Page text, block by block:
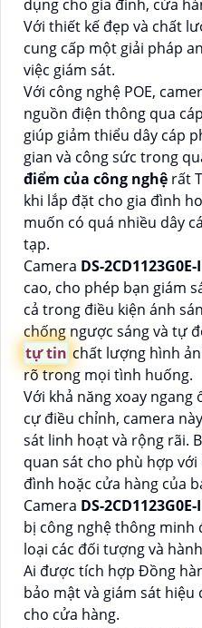
dụng cho gia đình, cửa
Với thiết kế đẹp và chất
cung cấp một giải pháp
việc giám sát.
Với công nghệ POE,
nguồn điện thông qua
giúp giảm thiểu dây cáp
gian và công sức trong
điểm của công nghệ rất
khi lắp đặt cho gia đình
muốn có quá nhiều dây
tạp.
Camera DS-2CD1123G0E-I
cao, cho phép bạn giám
cả trong điều kiện ánh
chống ngược sáng và tự
tự tin chất lượng hình
rõ trong mọi tình huống.
Với khả năng xoay ngang
cự điều chỉnh, camera
sát linh hoạt và rộng rãi.
quan sát cho phù hợp với
đình hoặc cửa hàng của
Camera DS-2CD1123G0E-I
bị công nghệ thông minh
loại các đối tượng và
Ai được tích hợp Đồng
bảo mật và giám sát
cho cửa hàng.